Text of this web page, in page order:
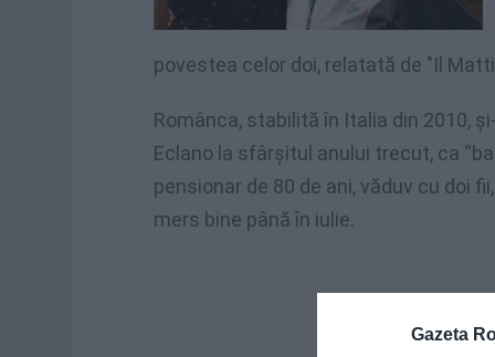
Gazeta
povestea celor doi, relatată de "Il
Românca, stabilită în Italia din 2010,
Eclano la sfârşitul anului trecut, ca
pensionar de 80 de ani, văduv cu doi
mers bine până în iulie.